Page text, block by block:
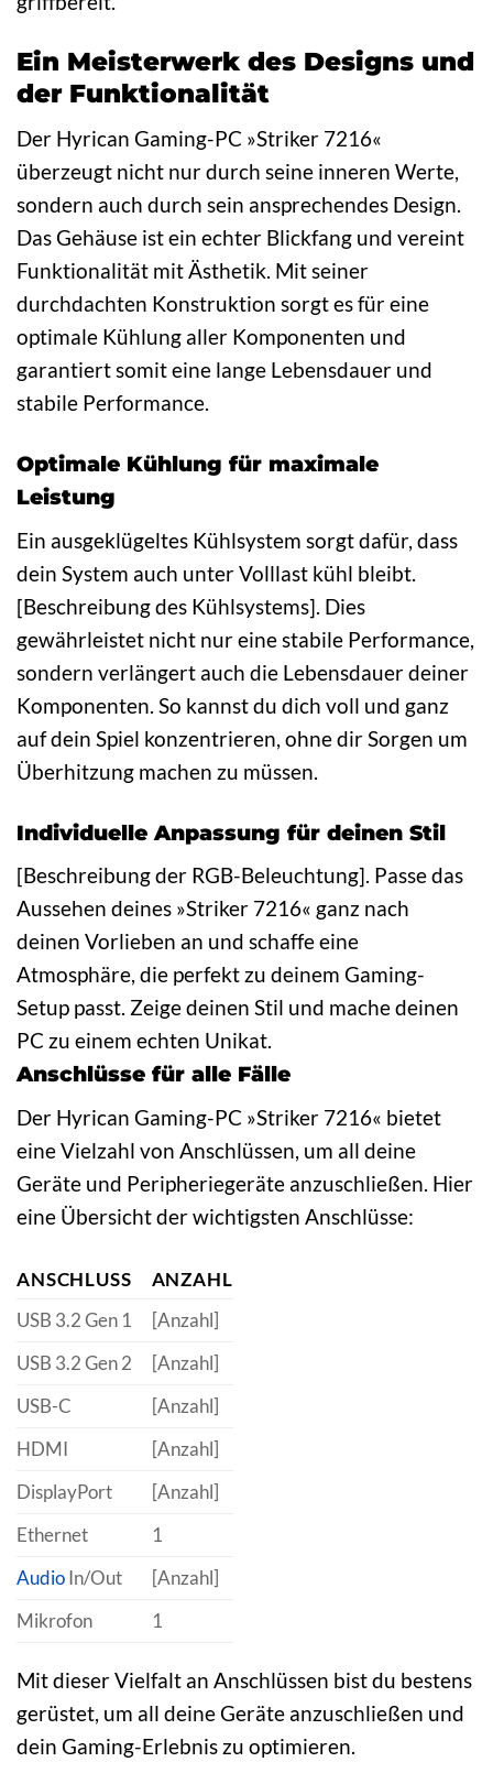
Ein Meisterwerk des Designs und
der Funktionalität
Der Hyrican Gaming-PC »Striker 7216«
überzeugt nicht nur durch seine inneren Werte,
sondern auch durch sein ansprechendes Design.
Das Gehäuse ist ein echter Blickfang und vereint
Funktionalität mit Ästhetik. Mit seiner
durchdachten Konstruktion sorgt es für eine
optimale Kühlung aller Komponenten und
garantiert somit eine lange Lebensdauer und
stabile Performance.
Optimale Kühlung für maximale
Leistung
Ein ausgeklügeltes Kühlsystem sorgt dafür, dass
dein System auch unter Volllast kühl bleibt.
[Beschreibung des Kühlsystems]. Dies
gewährleistet nicht nur eine stabile Performance,
sondern verlängert auch die Lebensdauer deiner
Komponenten. So kannst du dich voll und ganz
auf dein Spiel konzentrieren, ohne dir Sorgen um
Überhitzung machen zu müssen.
Individuelle Anpassung für deinen Stil
[Beschreibung der RGB-Beleuchtung]. Passe das
Aussehen deines »Striker 7216« ganz nach
deinen Vorlieben an und schaffe eine
Atmosphäre, die perfekt zu deinem Gaming-
Setup passt. Zeige deinen Stil und mache deinen
PC zu einem echten Unikat.
Anschlüsse für alle Fälle
Der Hyrican Gaming-PC »Striker 7216« bietet
eine Vielzahl von Anschlüssen, um all deine
Geräte und Peripheriegeräte anzuschließen. Hier
eine Übersicht der wichtigsten Anschlüsse:
ANSCHLUSS
ANZAHL
USB 3.2 Gen 1
[Anzahl]
USB 3.2 Gen 2
[Anzahl]
USB-C
[Anzahl]
HDMI
[Anzahl]
DisplayPort
[Anzahl]
Ethernet
1
AudioIn/Out
[Anzahl]
Mikrofon
1
Mit dieser Vielfalt an Anschlüssen bist du bestens
gerüstet, um all deine Geräte anzuschließen und
dein Gaming-Erlebnis zu optimieren.